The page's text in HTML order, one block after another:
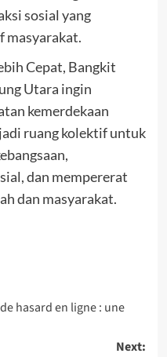
sosial yang
masyarakat.
Cepat, Bangkit
Utara ingin
kemerdekaan
ruang kolektif untuk
dan mempererat
dan masyarakat.
hasard en ligne : une
Next: